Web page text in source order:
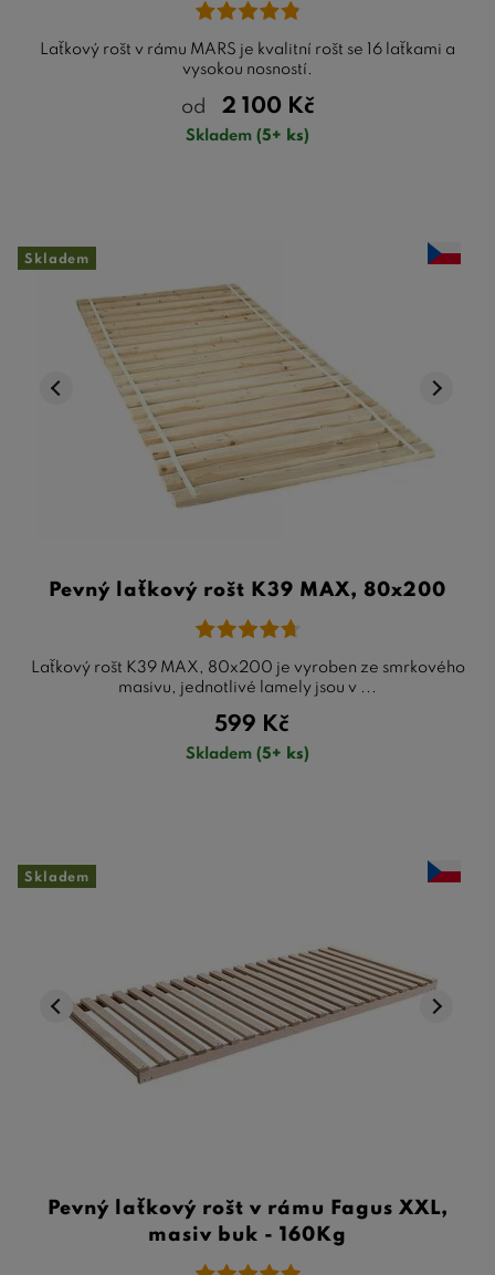
Laťkový rošt v rámu MARS je kvalitní rošt se 16 laťkami a
vysokou nosností.
od 2 100 Kč
Skladem (5+ ks)
Skladem
Pevný laťkový rošt K39 MAX, 80x200
Laťkový rošt K39 MAX, 80x200 je vyroben ze smrkového
masivu, jednotlivé lamely jsou v ...
599 Kč
Skladem (5+ ks)
Skladem
Pevný laťkový rošt v rámu Fagus XXL,
masiv buk - 160Kg